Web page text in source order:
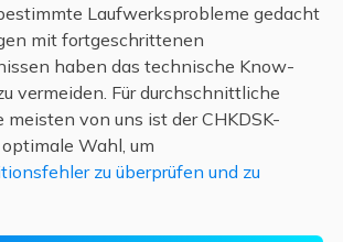
Laufwerksprobleme gedacht
mit fortgeschrittenen
haben das technische Know-
vermeiden. Für durchschnittliche
meisten von uns ist der CHKDSK-
Wahl, um
zu überprüfen und zu